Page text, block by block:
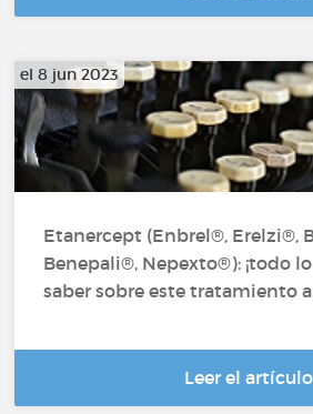
el 8 jun 2023
Etanercept (Enbrel®, Erelzi®,
Benepali®, Nepexto®): ¡todo
saber sobre este tratamiento
Leer el artículo